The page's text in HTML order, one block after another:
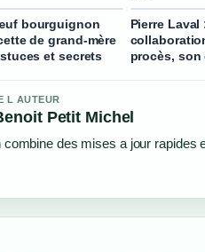
bourguignon
de grand-mère
et secrets
Pierre Laval
procès,
L AUTEUR
Petit Michel
combine des mises a jour rapides